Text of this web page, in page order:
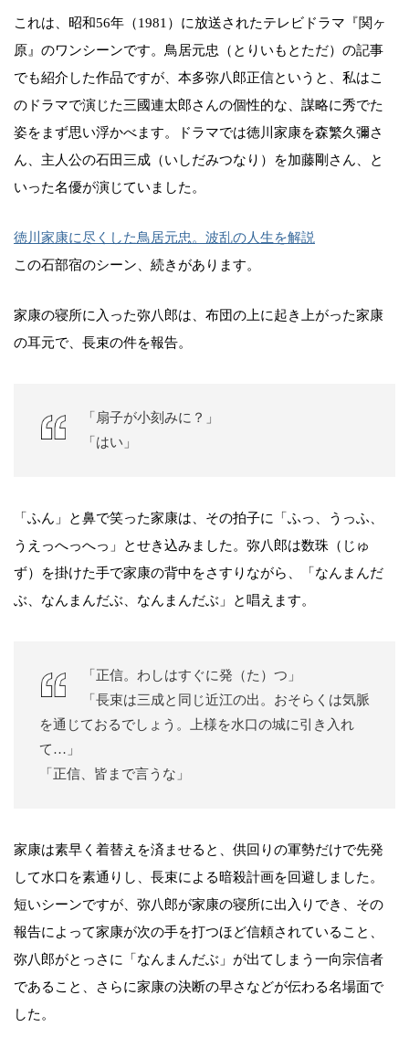
これは、昭和56年（1981）に放送されたテレビドラマ『関ヶ
原』のワンシーンです。鳥居元忠（とりいもとただ）の記事
でも紹介した作品ですが、本多弥八郎正信というと、私はこ
のドラマで演じた三國連太郎さんの個性的な、謀略に秀でた
姿をまず思い浮かべます。ドラマでは徳川家康を森繁久彌さ
ん、主人公の石田三成（いしだみつなり）を加藤剛さん、と
いった名優が演じていました。
徳川家康に尽くした鳥居元忠。波乱の人生を解説
この石部宿のシーン、続きがあります。
家康の寝所に入った弥八郎は、布団の上に起き上がった家康
の耳元で、長束の件を報告。
「扇子が小刻みに？」
「はい」
「ふん」と鼻で笑った家康は、その拍子に「ふっ、うっふ、
うえっへっへっ」とせき込みました。弥八郎は数珠（じゅ
ず）を掛けた手で家康の背中をさすりながら、「なんまんだ
ぶ、なんまんだぶ、なんまんだぶ」と唱えます。
「正信。わしはすぐに発（た）つ」
「長束は三成と同じ近江の出。おそらくは気脈
を通じておるでしょう。上様を水口の城に引き入れ
て…」
「正信、皆まで言うな」
家康は素早く着替えを済ませると、供回りの軍勢だけで先発
して水口を素通りし、長束による暗殺計画を回避しました。
短いシーンですが、弥八郎が家康の寝所に出入りでき、その
報告によって家康が次の手を打つほど信頼されていること、
弥八郎がとっさに「なんまんだぶ」が出てしまう一向宗信者
であること、さらに家康の決断の早さなどが伝わる名場面で
した。